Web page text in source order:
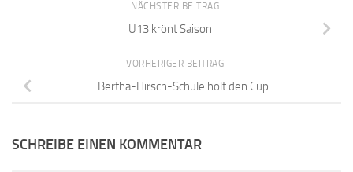
NÄCHSTER BEITRAG
U13 krönt Saison
VORHERIGER BEITRAG
Bertha-Hirsch-Schule holt den Cup
SCHREIBE EINEN KOMMENTAR